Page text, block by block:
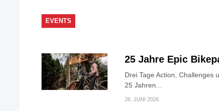
EVENTS
25 Jahre Epic
Drei Tage Action, Challenges
25 Jahren...
26. JUNI 2026